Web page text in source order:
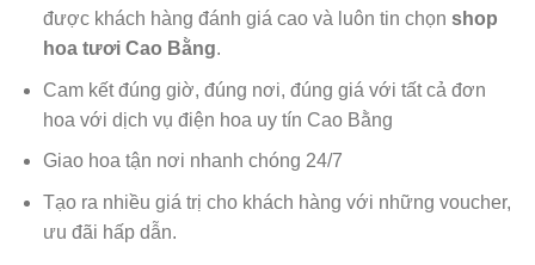
được khách hàng đánh giá cao và luôn tin chọn shop
hoa tươi Cao Bằng.
Cam kết đúng giờ, đúng nơi, đúng giá với tất cả đơn
hoa với dịch vụ điện hoa uy tín Cao Bằng
Giao hoa tận nơi nhanh chóng 24/7
Tạo ra nhiều giá trị cho khách hàng với những voucher,
ưu đãi hấp dẫn.